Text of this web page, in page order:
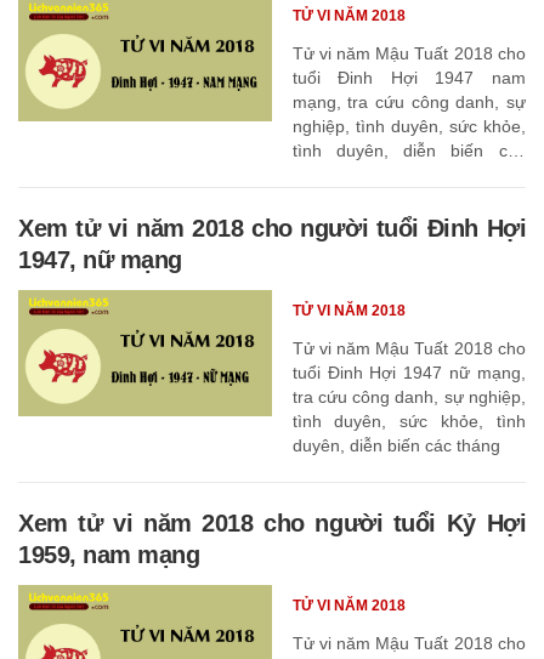
Tử vi năm Mậu Tuất 2018 cho
tuổi Đinh Hợi 1947 nam
mạng, tra cứu công danh, sự
nghiệp, tình duyên, sức khỏe,
tình duyên, diễn biến các
TỬ VI NĂM 2018
Xem tử vi năm 2018 cho người tuổi Đinh Hợi
1947, nữ mạng
Tử vi năm Mậu Tuất 2018 cho
tuổi Đinh Hợi 1947 nữ mạng,
tra cứu công danh, sự nghiệp,
tình duyên, sức khỏe, tình
duyên, diễn biến các tháng
TỬ VI NĂM 2018
Xem tử vi năm 2018 cho người tuổi Kỷ Hợi
1959, nam mạng
Tử vi năm Mậu Tuất 2018 cho
TỬ VI NĂM 2018